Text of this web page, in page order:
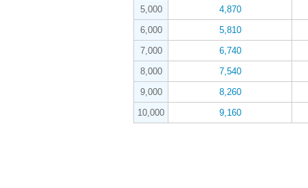
5,000
4,870
6,000
5,810
7,000
6,740
8,000
7,540
9,000
8,260
10,000
9,160